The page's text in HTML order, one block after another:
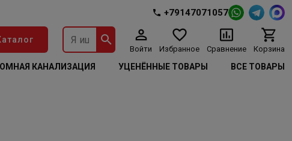
+79147071057
Войти Избранное Сравнение Корзина
КАНАЛИЗАЦИЯ УЦЕНЁННЫЕ ТОВАРЫ ВСЕ ТОВАРЫ